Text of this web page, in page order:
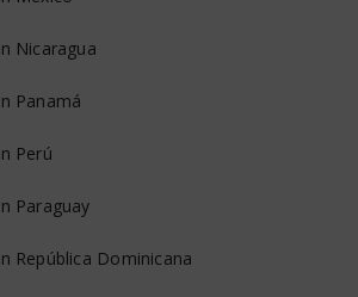
Nicaragua
Panamá
Perú
Paraguay
República Dominicana